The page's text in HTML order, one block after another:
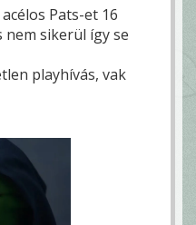
Pats-et 16
sikerül így se
playhívás, vak